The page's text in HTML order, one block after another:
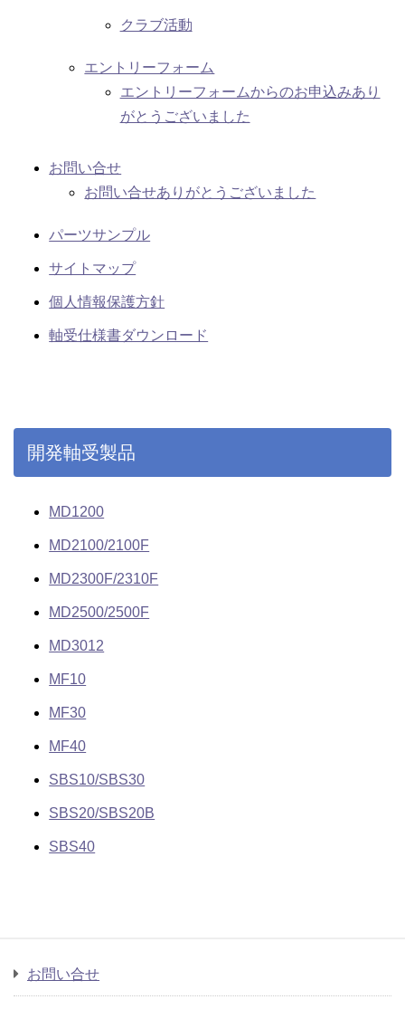
クラブ活動
エントリーフォーム
エントリーフォームからのお申込みあり
がとうございました
お問い合せ
お問い合せありがとうございました
パーツサンプル
サイトマップ
個人情報保護方針
軸受仕様書ダウンロード
開発軸受製品
MD1200
MD2100/2100F
MD2300F/2310F
MD2500/2500F
MD3012
MF10
MF30
MF40
SBS10/SBS30
SBS20/SBS20B
SBS40
お問い合せ